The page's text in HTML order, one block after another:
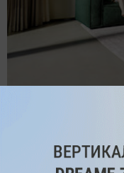
Обзор
Pro: гибкий подход